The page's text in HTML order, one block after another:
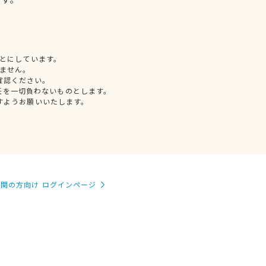
しています。
せん。
ください。
一切負わないものとします。
うお願いいたします。
の方向け ログインページ